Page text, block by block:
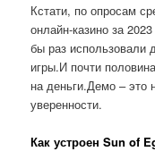
Кстати, по опросам
онлайн-казино за
бы раз использовали
игры.И почти
на деньги.Демо – это
уверенности.
Как устроен Sun of